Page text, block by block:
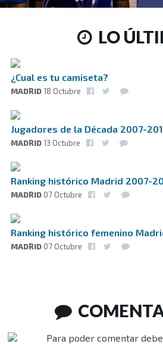
LO
¿Cual es tu camiseta?
MADRID18 Octubre
Jugadores de la Década 2007-
MADRID13 Octubre
Ranking histórico Madrid 2007-
MADRID 07 Octubre
Ranking histórico femenino
MADRID 07 Octubre
Para poder comentar